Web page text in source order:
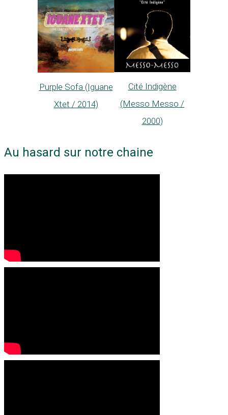
Purple Sofa (Iguane
Xtet / 2014)
Cité Indigène
(Messo Messo /
2000)
Au hasard sur notre chaine